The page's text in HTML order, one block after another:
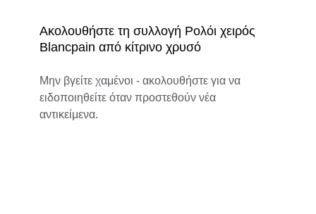
Ακολουθήστε τη συλλογή Ρολόι χειρός
Blancpain από κίτρινο χρυσό
Μην βγείτε χαμένοι - ακολουθήστε για να
ειδοποιηθείτε όταν προστεθούν νέα
αντικείμενα.